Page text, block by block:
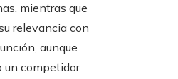
mientras que
relevancia con
aunque
un competidor